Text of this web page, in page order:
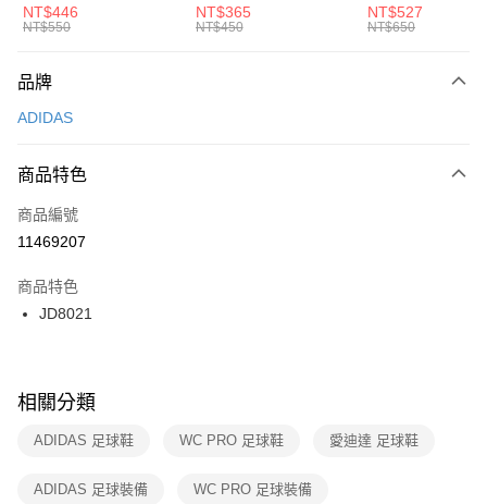
元大商業銀行
台灣樂天信用卡公司
AFTEE先享後付
【關於「AFTEE先享後付」】
便利好安心！
３．安心：先確認商品／服務後，再付款。
【「AFTEE先享後付」結帳流程】
１．於結帳方式選擇「AFTEE先享後付」後，將跳轉至「AFTEE先享後付」
２．訂單成立數日內，您將收到繳費通知簡訊。
３．收到繳費通知簡訊後14天內，點擊此簡訊中的連結，可透過四大超商／
ATM／網路銀行／等多元方式進行付款，方視為交易完成。
※ 交易是否成功請以「AFTEE先享後付 」之結帳頁面顯示為準，若有關於
是否繳費成功／繳費後需取消欲退款等相關疑問，請聯繫「AFTEE先享後付
客戶支援中心」https://netprotections.freshdesk.com/support/home
１．透過由恩沛科技股份有限公司提供之「AFTEE先享後付」服務完成之交
運送方式
每筆NT$100，滿NT$1,500(含以上)免運費
宅配
每筆NT$100，滿NT$1,500(含以上)免運費
付款後門市自取
每筆NT$100，滿NT$1,500(含以上)免運費
中統襪 FZ3393100
NT$446
NT$550
EMBRDY 男女 短統襪
FZ3073133
NT$365
NT$450
BA5871010
NT$527
NT$650
品牌
ADIDAS
商品特色
商品編號
11469207
商品特色
JD8021
相關分類
ADIDAS 足球鞋 WC PRO 足球鞋 愛迪達 足球鞋
ADIDAS 足球裝備 WC PRO 足球裝備